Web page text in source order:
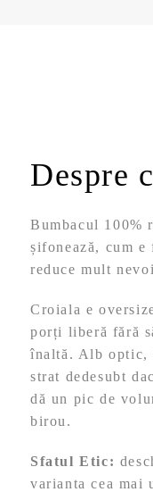
Despre
Bumbacul 100%
șifonează, cum e
reduce mult
Croiala e
porți liberă fără
înaltă. Alb optic,
strat dedesubt
dă un pic de
birou.
Sfatul Etic:
varianta cea mai